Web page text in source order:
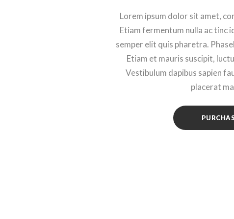
Lorem ipsum dolor sit amet,
Etiam fermentum nulla ac tinc
semper elit quis pharetra.
Etiam et mauris suscipit,
Vestibulum dapibus sapien
placerat